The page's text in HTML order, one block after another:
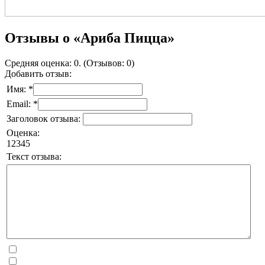
Отзывы о «Ариба Пицца»
Средняя оценка: 0. (Отзывов: 0)
Добавить отзыв:
Имя: *
Email: *
Заголовок отзыва:
Оценка:
1 2345
Текст отзыва: